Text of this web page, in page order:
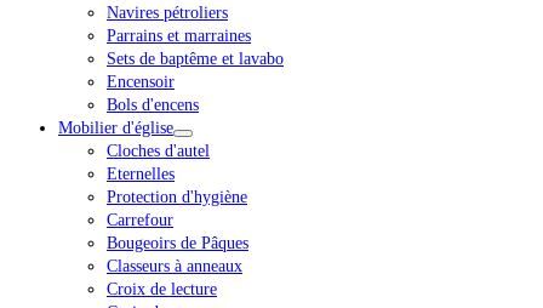
Navires pétroliers
Parrains et marraines
Sets de baptême et lavabo
Encensoir
Bols d'encens
Mobilier d'église
Cloches d'autel
Eternelles
Protection d'hygiène
Carrefour
Bougeoirs de Pâques
Classeurs à anneaux
Croix de lecture